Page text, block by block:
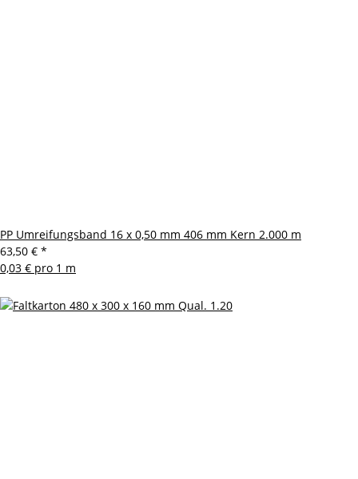
PP Umreifungsband 16 x 0,50 mm 406 mm Kern 2.000 m
63,50 € *
0,03 € pro 1 m